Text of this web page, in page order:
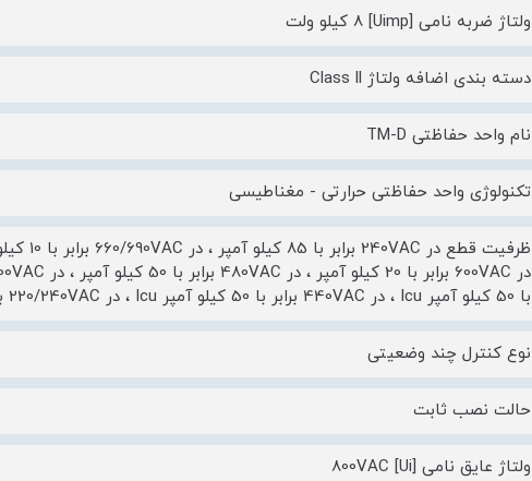
ولتاژ ضربه نامی [Uimp] 8 کیلو ولت
دسته بندی اضافه ولتاژ Class ll
نام واحد حفاظتی TM-D
تکنولوژی واحد حفاظتی حرارتی - مغناطیسی
با 50 کیلو آمپر Icu ، در 440VAC برابر با 50 کیلو آمپر Icu ، در 220/240VAC برابر با 90 کیلو آمپر Icu
نوع کنترل چند وضعیتی
حالت نصب ثابت
ولتاژ عایق نامی [Ui] 800VAC